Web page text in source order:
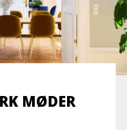
MØDER